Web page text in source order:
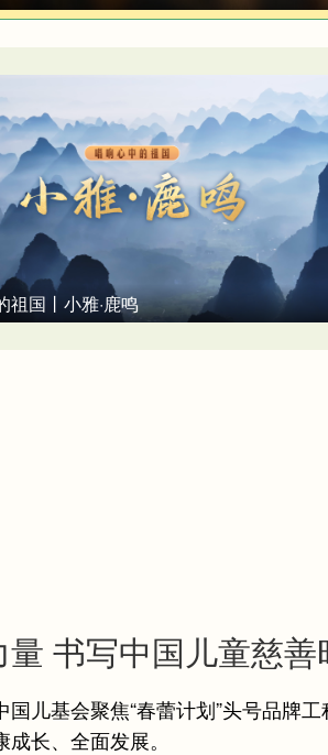
祖国丨小雅·鹿鸣
量 书写中国儿童慈
国儿基会聚焦“春蕾计划”头号品牌
长、全面发展。